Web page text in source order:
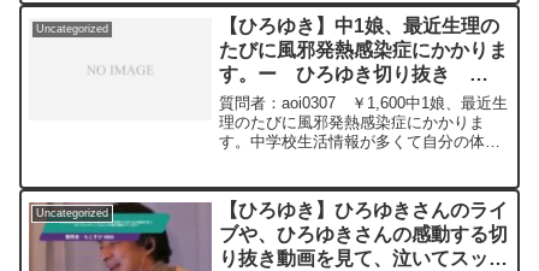
です。やったことのない現場でどこまで
を進めるかどう...
Uncategorized
【ひろゆき】中1娘、最近生理の
たびに風邪発熱感染症にかかりま
す。ー ひろゆき切り抜き
20241008
質問者：aoi0307 ￥1,600中1娘、最近生
理のたびに風邪発熱感染症にかかりま
す。中学校生活情報が多くて自分の体調
面から診てもらって娘も少しずつ自分の
体調管理が出...
Uncategorized
【ひろゆき】ひろゆきさんのライ
ブや、ひろゆきさんの感動する切
り抜き動画を見て、泣いてスッキ